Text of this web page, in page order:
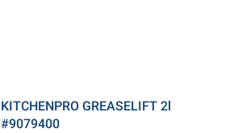
KITCHENPRO GREASELIFT 2l
#9079400